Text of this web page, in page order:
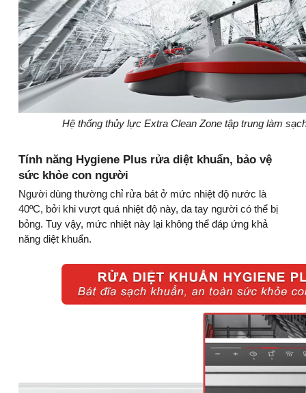
Hệ thống thủy lực Extra Clean Zone tập trung làm
Tính năng Hygiene Plus rửa diệt khuẩn, bảo vệ
sức khỏe con người
Người dùng thường chỉ rửa bát ở mức nhiệt độ nước là
40ºC, bởi khi vượt quá nhiệt độ này, da tay người có thể bị
bỏng. Tuy vậy, mức nhiệt này lại không thể đáp ứng khả
năng diệt khuẩn.